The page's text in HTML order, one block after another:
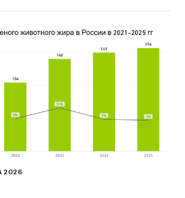
2026